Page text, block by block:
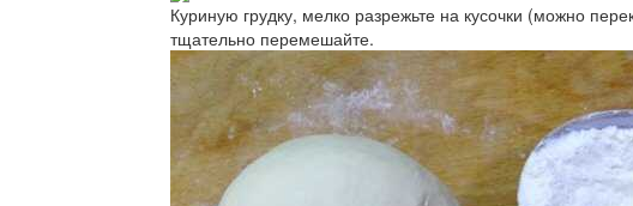
Куриную грудку, мелко разрежьте на кусочки (можно
тщательно перемешайте.